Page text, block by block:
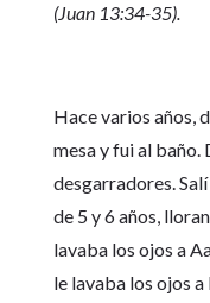
(Juan 13:34-35).
Hace varios años,
mesa y fui al baño.
desgarradores.
de 5 y 6 años,
lavaba los ojos a
le lavaba los ojos